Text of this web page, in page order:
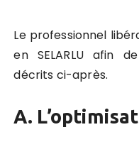
Le professionnel
en SELARLU afin
décrits ci-après.
A.